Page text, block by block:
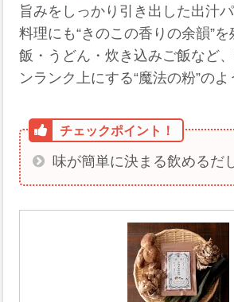
旨みをしっかり引き出した出汁
料理にも“きのこの香りの余韻”
飯・うどん・炊き込みご飯など
ンランク上にする“魔法の粉”のよ
味が簡単に決まる飲めるだ